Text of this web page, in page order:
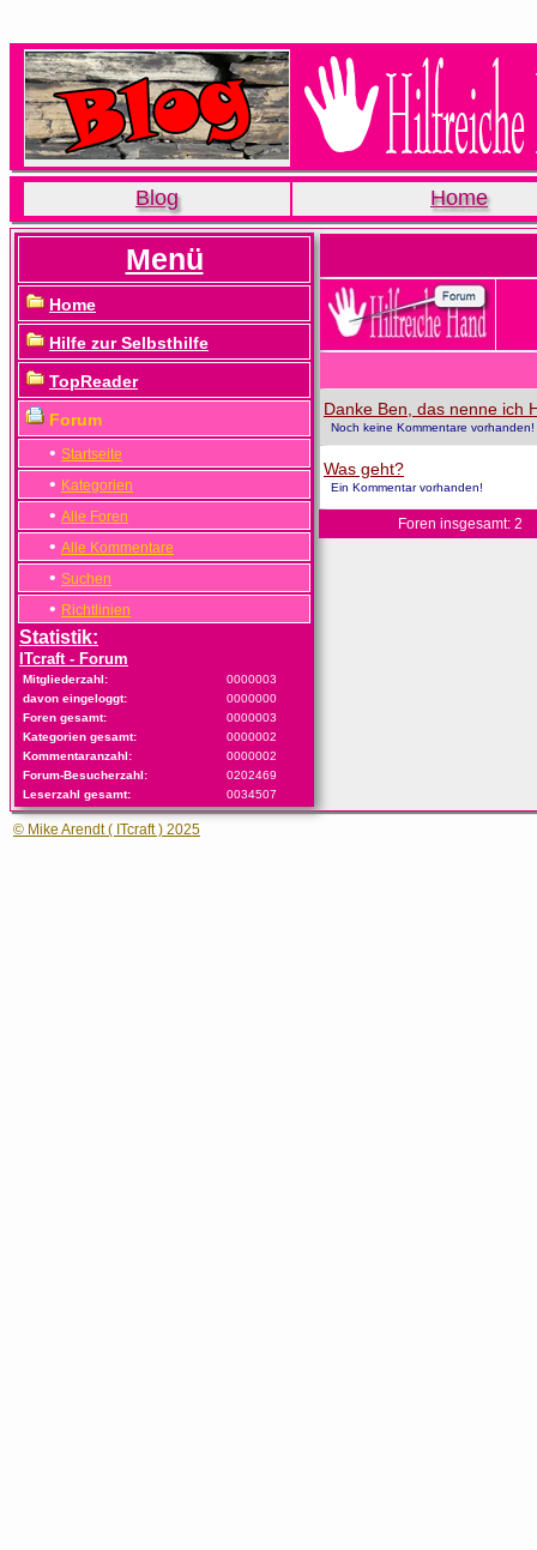
Blog Home
Menü
Home
Hilfe zur Selbsthilfe
TopReader
Forum
• Startseite
• Kategorien
• Alle Foren
• Alle Kommentare
• Suchen
• Richtlinien
Statistik:
ITcraft - Forum
Mitgliederzahl:
0000003
davon eingeloggt:
0000000
Foren gesamt:
0000003
Kategorien gesamt:
0000002
Kommentaranzahl:
0000002
Forum-Besucherzahl:
0202469
Leserzahl gesamt:
0034507
Danke Ben, das nenne ich
Noch keine Kommentare vorhanden!
Was geht?
Ein Kommentar vorhanden!
Foren insgesamt: 2
© Mike Arendt ( ITcraft ) 2025